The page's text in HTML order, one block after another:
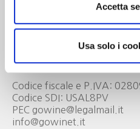
Accetta
Usa solo i
12051 Alba (Cn)
tel. +39 0173 364631
Codice fiscale e P.IVA:
Codice SDI: USAL8PV
PEC gowine@legalmail.it
info@gowinet.it